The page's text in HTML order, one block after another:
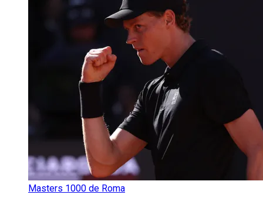
Masters 1000 de Roma